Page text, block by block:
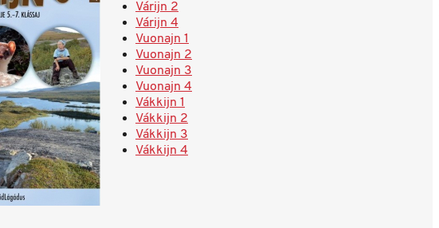
Várijn 2
Várijn 4
Vuonajn 1
Vuonajn 2
Vuonajn 3
Vuonajn 4
Vákkijn 1
Vákkijn 2
Vákkijn 3
Vákkijn 4